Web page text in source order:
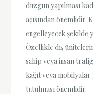
düzgün yapılması
açısından önemlidir.
engelleyecek şekilde
Özellikle dış
sahip veya insan
kağıt veya
tutulması önemlidir.